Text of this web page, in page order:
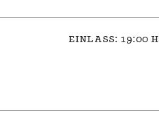
einlass: 19:00 h